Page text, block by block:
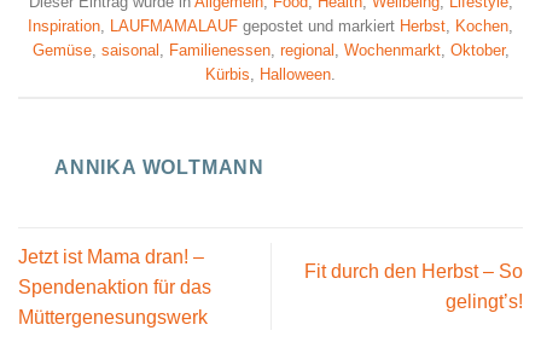
Inspiration
LAUFMAMALAUF gepostet und markiert Herbst Kochen
Gemüse, saisonal Familienessen, regional Wochenmarkt, Oktober,
Kürbis
Halloween
ANNIKA WOLTMANN
Jetzt ist Mama dran! –
Spendenaktion für das
Müttergenesungswerk
Fit durch den Herbst – So
gelingt’s!